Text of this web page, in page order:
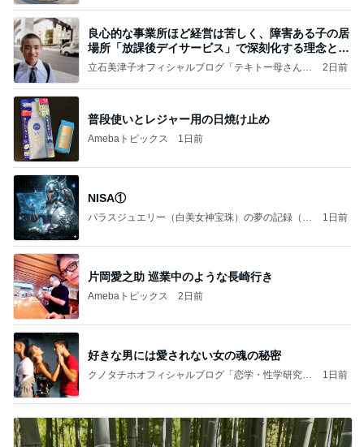
良心的な事業所ほど経営は苦しく、障害ある子の居
場所「放課後デイサービス」で深刻化する理念と現
実の
立石美津子オフィシャルブログ「テキトー母さんの
2日前
普段使いとレジャー用の日焼け止め
Amebaトピックス 1日前
NISA①
パラスジュエリー（白美女神宝珠）の夢の記録（続
1日前
片岡愛之助 巡業中のような長崎行き
Amebaトピックス 2日前
好きな男には愛されない女の魂の秘密
クノタチホオフィシャルブログ「恋学・性学研究
1日前